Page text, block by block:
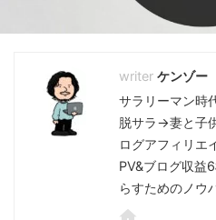
ケンゾー
サラリーマン時
脱サラ→妻と子
ログアフィリ
PV&ブログ収益
らすためのノウ